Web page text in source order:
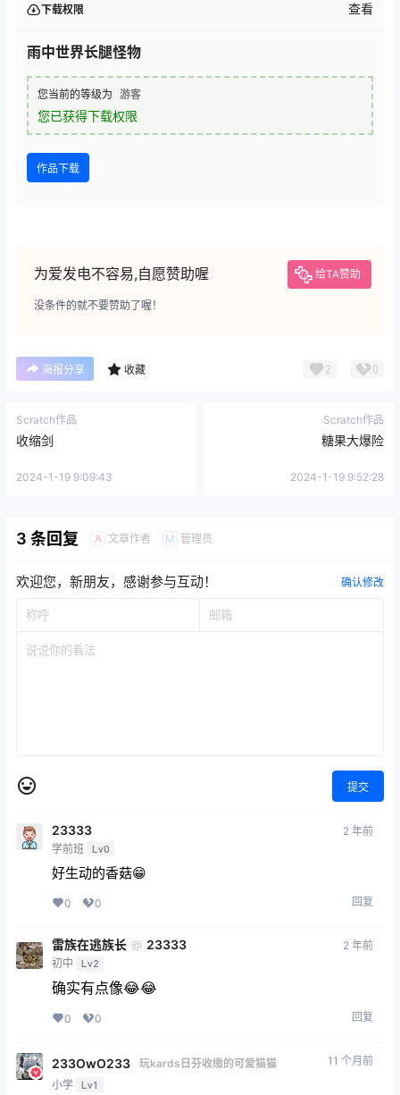
下载权限 查看
雨中世界长腿怪物
您当前的等级为 游客
您已获得下载权限
作品下载
为爱发电不容易,自愿赞助喔 给TA赞助
没条件的就不要赞助了喔！
海报分享 收藏 2 0
Scratch作品
收缩剑
2024-1-19 9:09:43
Scratch作品
糖果大爆险
2024-1-19 9:52:28
3 条回复 A 文章作者 M 管理员
欢迎您，新朋友，感谢参与互动！ 确认修改
提交
23333
学前班 Lv0
2 年前
好生动的香菇😁
0 0 回复
雷族在逃族长 @ 23333
初中 Lv2
2 年前
确实有点像😂😂
0 0 回复
233OwO233
玩kards日芬收缴的可爱猫猫
小学 Lv1
11 个月前